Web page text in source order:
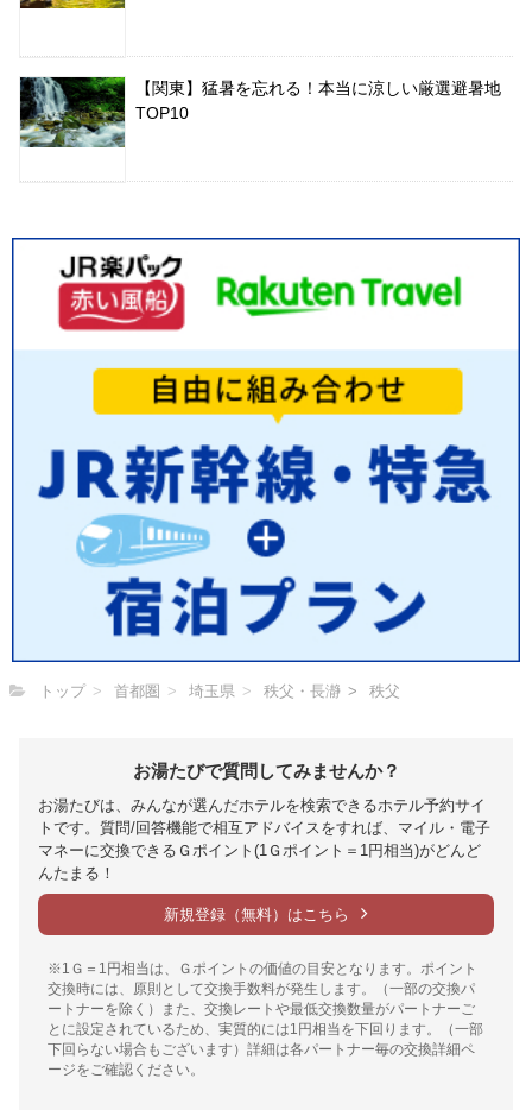
【関東】猛暑を忘れる！本当に涼しい厳選避暑地
TOP10
トップ 首都圏 埼玉県 秩父・長瀞 秩父
お湯たびで質問してみませんか？
お湯たびは、みんなが選んだホテルを検索できるホテル予約サイ
トです。質問/回答機能で相互アドバイスをすれば、マイル・電子
マネーに交換できるＧポイント(1Ｇポイント＝1円相当)がどんど
んたまる！
新規登録（無料）はこちら
※1Ｇ＝1円相当は、Ｇポイントの価値の目安となります。ポイント
交換時には、原則として交換手数料が発生します。（一部の交換パ
ートナーを除く）また、交換レートや最低交換数量がパートナーご
とに設定されているため、実質的には1円相当を下回ります。（一部
下回らない場合もございます）詳細は各パートナー毎の交換詳細ペ
ージをご確認ください。